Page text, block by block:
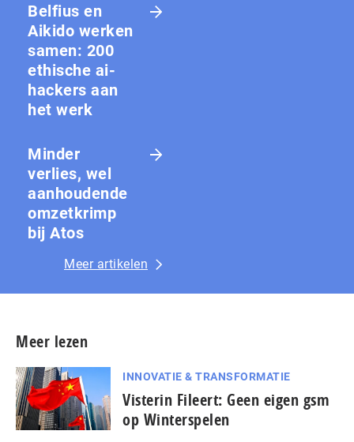
Belfius en
Aikido werken
samen: 200
ethische ai-
hackers aan
het werk
Minder
verlies, wel
aanhoudende
omzetkrimp
bij Atos
Meer artikelen
Meer lezen
INNOVATIE & TRANSFORMATIE
Visterin Fileert: Geen eigen gsm
op Winterspelen